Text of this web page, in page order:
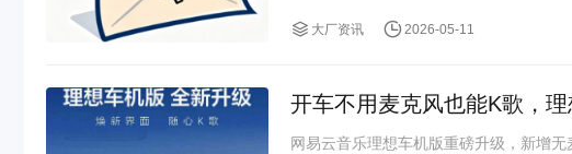
大厂资讯 2026-05-11
开车不用麦克风也能K歌，
网易云音乐理想车机版重磅升级，新增